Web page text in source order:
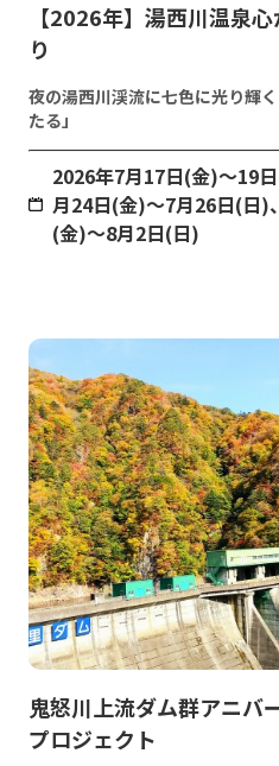
【2026年】湯西川温泉
り
夜の湯西川渓流に七色に光り輝
たる」
2026年7月17日(金)～19
月24日(金)～7月26日(日)
(金)～8月2日(日)
鬼怒川上流ダム群アニバ
プロジェクト